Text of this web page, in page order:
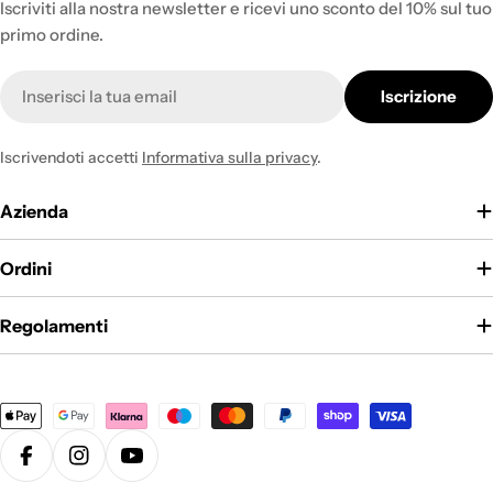
Ecopuf
Cerchi un mobile che resista ad anni di uso intensivo senza
perdere il suo bell'aspetto? Il nostro resistente pouf
per la camera dei bambini.
Iscriviti alla nostra newsletter e ricevi uno sconto del 10% sul tuo
primo ordine.
mail
Iscrizione
Iscrivendoti accetti Informativa sulla privacy.
Azienda
Ordini
Regolamenti
Metodi
di
pagamento
FacebookInstagramYouTube